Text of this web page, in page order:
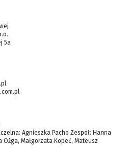
5a
Agnieszka Pacho Zespół: Hanna
Ożga, Małgorzata Kopeć, Mateusz